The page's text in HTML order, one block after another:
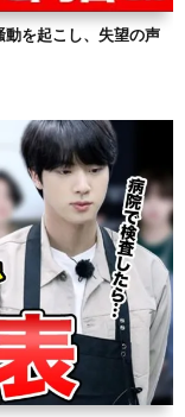
動を起こし、失望の声